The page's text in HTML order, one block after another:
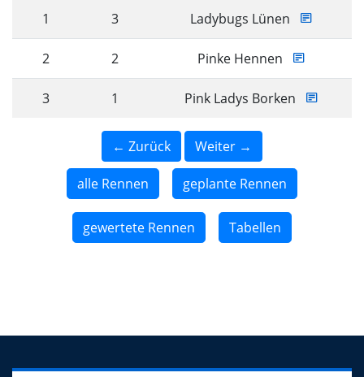
1 3 Ladybugs Lünen
2 2 Pinke Hennen
3 1 Pink Ladys Borken
← Zurück Weiter →
alle Rennen geplante Rennen
gewertete Rennen Tabellen